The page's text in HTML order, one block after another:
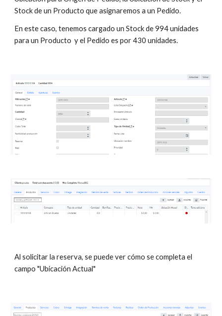
Stock de un Producto que asignaremos a un Pedido.
En este caso, tenemos cargado un Stock de 994 unidades
para un Producto y el Pedido es por 430 unidades.
Al solicitar la reserva, se puede ver cómo se completa el
campo "Ubicación Actual"